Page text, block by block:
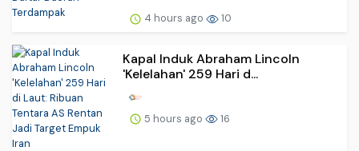
4 hours ago 10
Kapal Induk Abraham Lincoln
'Kelelahan' 259 Hari d...
5 hours ago 16